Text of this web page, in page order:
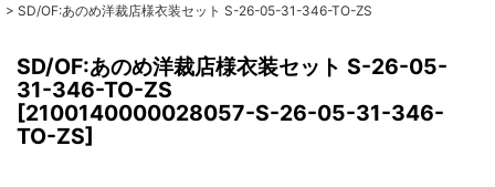
> SD/OF:あのめ洋裁店様衣装セット S-26-05-31-346-TO-ZS
SD/OF:あのめ洋裁店様衣装セット S-26-05-
31-346-TO-ZS
[2100140000028057-S-26-05-31-346-
TO-ZS]